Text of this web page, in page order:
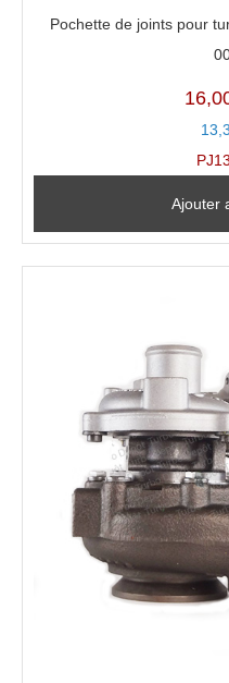
Pochette de joints pour
Ajouter